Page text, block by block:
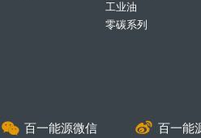
工业油
零碳系列
1 百一能源微信 2 百一能